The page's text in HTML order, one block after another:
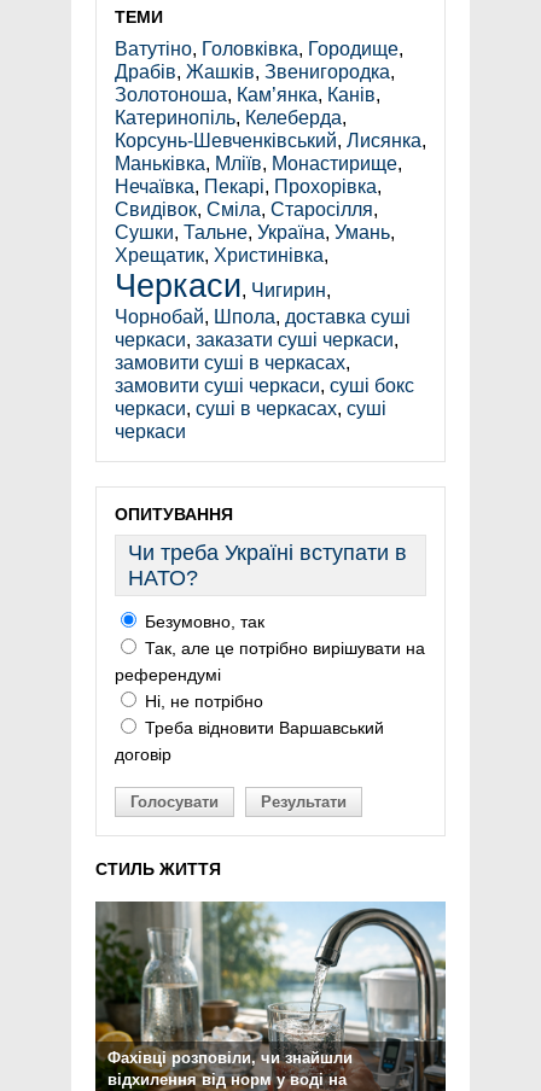
ТЕМИ
Ватутіно, Головківка, Городище,
Драбів, Жашків, Звенигородка,
Золотоноша, Кам’янка, Канів,
Катеринопіль, Келеберда,
Корсунь-Шевченківський, Лисянка,
Маньківка, Мліїв, Монастирище,
Нечаївка, Пекарі, Прохорівка,
Свидівок, Сміла, Старосілля,
Сушки, Тальне, Україна, Умань,
Хрещатик, Христинівка,
Черкаси, Чигирин,
Чорнобай, Шпола, доставка суші
черкаси, заказати суші черкаси,
замовити суші в черкасах,
замовити суші черкаси, суші бокс
черкаси, суші в черкасах, суші
черкаси
ОПИТУВАННЯ
Чи треба Україні вступати в
НАТО?
Безумовно, так
Так, але це потрібно вирішувати на
референдумі
Ні, не потрібно
Треба відновити Варшавський
договір
Голосувати Результати
СТИЛЬ ЖИТТЯ
Фахівці розповіли, чи знайшли
відхилення від норм у воді на